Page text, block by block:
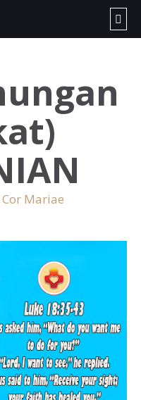
Mariae